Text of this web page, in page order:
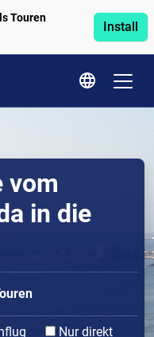
Touren
Install
vom
in die
Nur direkt